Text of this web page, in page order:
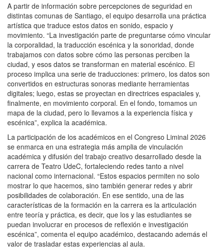
A partir de información sobre percepciones de seguridad en
distintas comunas de Santiago, el equipo desarrolla una práctica
artística que traduce estos datos en sonido, espacio y
movimiento. “La investigación parte de preguntarse cómo vincular
la corporalidad, la traducción escénica y la sonoridad, donde
trabajamos con datos sobre cómo las personas perciben la
ciudad, y esos datos se transforman en material escénico. El
proceso implica una serie de traducciones: primero, los datos son
convertidos en estructuras sonoras mediante herramientas
digitales; luego, estas se proyectan en directrices espaciales y,
finalmente, en movimiento corporal. En el fondo, tomamos un
mapa de la ciudad, pero lo llevamos a la experiencia física y
escénica”, explica la académica.
La participación de los académicos en el Congreso Liminal 2026
se enmarca en una estrategia más amplia de vinculación
académica y difusión del trabajo creativo desarrollado desde la
carrera de Teatro UdeC, fortaleciendo redes tanto a nivel
nacional como internacional. “Estos espacios permiten no solo
mostrar lo que hacemos, sino también generar redes y abrir
posibilidades de colaboración. En ese sentido, una de las
características de la formación en la carrera es la articulación
entre teoría y práctica, es decir, que los y las estudiantes se
puedan involucrar en procesos de reflexión e investigación
escénica”, comenta el equipo académico, destacando además el
valor de trasladar estas experiencias al aula.